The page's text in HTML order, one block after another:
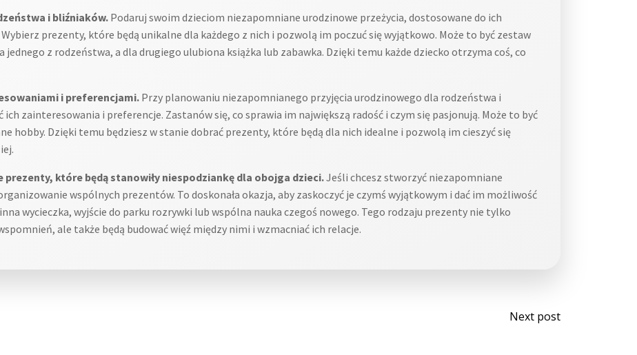
i bliźniaków. Podaruj swoim dzieciom niezapomniane urodzinowe przeżycia, dostosowane do ich
prezenty, które będą unikalne dla każdego z nich i pozwolą im poczuć się wyjątkowo. Może to być zestaw
z rodzeństwa, a dla drugiego ulubiona książka lub zabawka. Dzięki temu każde dziecko otrzyma coś, co
i preferencjami. Przy planowaniu niezapomnianego przyjęcia urodzinowego dla rodzeństwa i
zainteresowania i preferencje. Zastanów się, co sprawia im największą radość i czym się pasjonują. Może to być
hobby. Dzięki temu będziesz w stanie dobrać prezenty, które będą dla nich idealne i pozwolą im cieszyć się
które będą stanowiły niespodziankę dla obojga dzieci.Jeśli chcesz stworzyć niezapomniane
wspólnych prezentów. To doskonała okazja, aby zaskoczyć je czymś wyjątkowym i dać im możliwość
wycieczka, wyjście do parku rozrywki lub wspólna nauka czegoś nowego. Tego rodzaju prezenty nie tylko
ale także będą budować więź między nimi i wzmacniać ich relacje.
Post
Next post